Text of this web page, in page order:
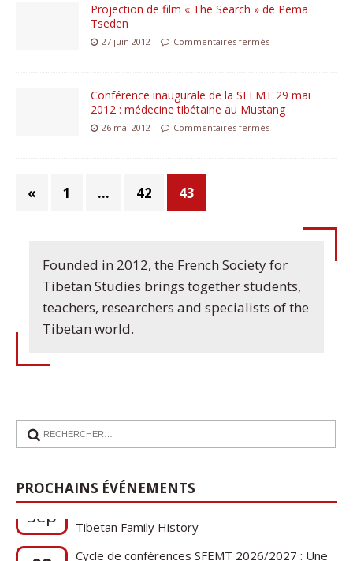
Projection de film « The Search » de Pema
Tseden
27 juin 2012 Commentaires fermés
Conférence inaugurale de la SFEMT 29 mai
2012 : médecine tibétaine au Mustang
26 mai 2012 Commentaires fermés
« 1 … 42 43
Founded in 2012, the French Society for
Tibetan Studies brings together students,
teachers, researchers and specialists of the
Tibetan world.
PROCHAINS ÉVÉNEMENTS
Sep
1920s Tibet to 21st-Century Darjeeling: A
08